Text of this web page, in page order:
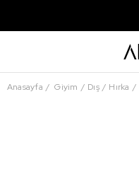
Anasayfa Giyim Dış Hırka